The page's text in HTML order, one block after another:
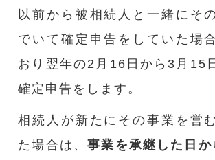
以前から被相続人と一緒にそ
でいて確定申告をしていた場
おり翌年の2月16日から3月15
確定申告をします。
相続人が新たにその事業を営
た場合は、事業を承継した日